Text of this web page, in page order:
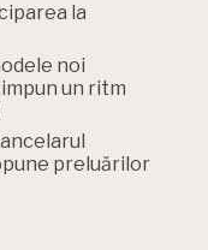
la
noi
un ritm
preluărilor